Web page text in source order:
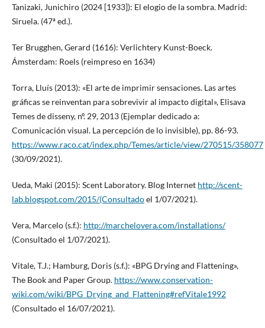
Tanizaki, Junichiro (2024 [1933]): El elogio de la sombra. Madrid:
Siruela. (47ª ed.).
Ter Brugghen, Gerard (1616): Verlichtery Kunst-Boeck.
Ámsterdam: Roels (reimpreso en 1634)
Torra, Lluís (2013): «El arte de imprimir sensaciones. Las artes
gráficas se reinventan para sobrevivir al impacto digital», Elisava
Temes de disseny, nº. 29, 2013 (Ejemplar dedicado a:
Comunicación visual. La percepción de lo invisible), pp. 86-93.
https://www.raco.cat/index.php/Temes/article/view/270515/358077
(30/09/2021).
Ueda, Maki (2015): Scent Laboratory. Blog Internet http://scent-
lab.blogspot.com/2015/(Consultadoel 1/07/2021).
Vera, Marcelo (s.f.): http://marchelovera.com/installations/
(Consultado el 1/07/2021).
Vitale, T.J.; Hamburg, Doris (s.f.): «BPG Drying and Flattening»,
The Book and Paper Group. https://www.conservation-
wiki.com/wiki/BPG_Drying_and_Flattening#refVitale1992
(Consultado el 16/07/2021).